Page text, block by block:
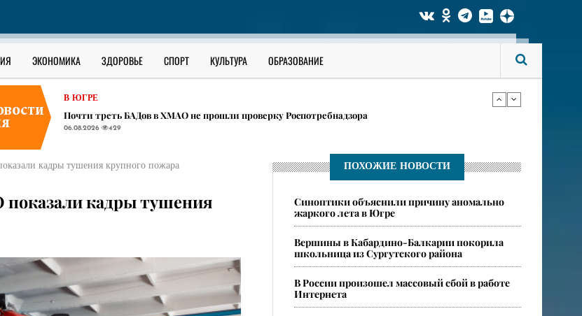
ЭКОНОМИКА ЗДОРОВЬЕ СПОРТ КУЛЬТУРА ОБРАЗОВАНИЕ
06.08.2026 420
В ЮГРЕ
Почти треть БАДов в ХМАО не прошли проверку Роспотребнадзора
06.08.2026 429
06.08.2026 420
Как уберечь ребенка от наркотиков: разбор в карточках
кадры тушения крупного пожара
кадры тушения
ПОХОЖИЕ НОВОСТИ
​Синоптики объяснили причину аномально
жаркого лета в Югре
​Вершины в Кабардино-Балкарии покорила
школьница из Сургутского района
​В России произошел массовый сбой в работе
Интернета